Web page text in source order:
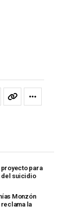
proyecto para
del suicidio
Monzón
reclama la